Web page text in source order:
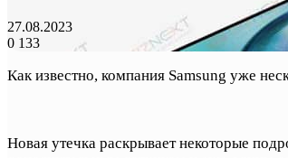
27.08.2023
0 133
Как известно, компания Samsung уже
Новая утечка раскрывает некоторые